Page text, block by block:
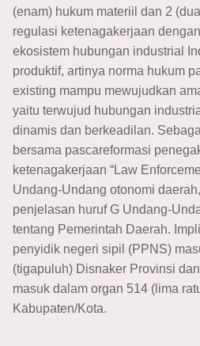
(enam) hukum materiil dan 2
regulasi ketenagakerjaan
ekosistem hubungan industrial
produktif, artinya norma hukum
existing mampu mewujudkan
yaitu terwujud hubungan
dinamis dan berkeadilan.
bersama pascareformasi
ketenagakerjaan “Law
Undang-Undang otonomi
penjelasan huruf G Undang-
tentang Pemerintah Daerah.
penyidik negeri sipil (PPNS)
(tigapuluh) Disnaker Provinsi
masuk dalam organ 514 (lima
Kabupaten/Kota.